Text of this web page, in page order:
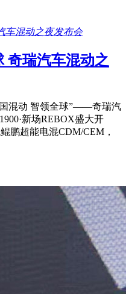
奇瑞汽车混动之
混动 智领全球”——奇瑞汽
新场REBOX盛大开
鹏超能电混CDM/CEM，